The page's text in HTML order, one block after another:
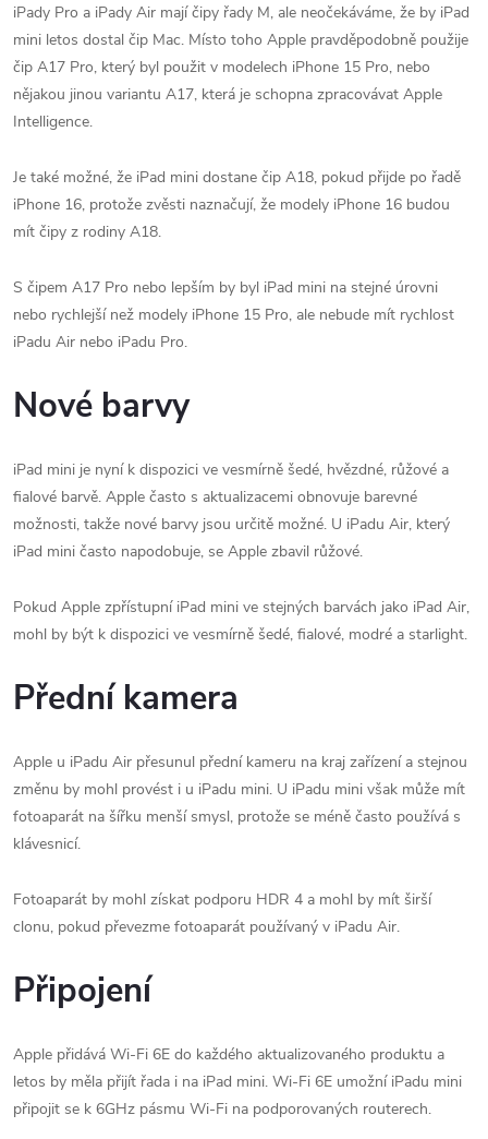
iPady Pro a iPady Air mají čipy řady M, ale neočekáváme, že by iPad
mini letos dostal čip Mac. Místo toho Apple pravděpodobně použije
čip A17 Pro, který byl použit v modelech iPhone 15 Pro, nebo
nějakou jinou variantu A17, která je schopna zpracovávat Apple
Intelligence.
Je také možné, že iPad mini dostane čip A18, pokud přijde po řadě
iPhone 16, protože zvěsti naznačují, že modely iPhone 16 budou
mít čipy z rodiny A18.
S čipem A17 Pro nebo lepším by byl iPad mini na stejné úrovni
nebo rychlejší než modely iPhone 15 Pro, ale nebude mít rychlost
iPadu Air nebo iPadu Pro.
Nové barvy
iPad mini je nyní k dispozici ve vesmírně šedé, hvězdné, růžové a
fialové barvě. Apple často s aktualizacemi obnovuje barevné
možnosti, takže nové barvy jsou určitě možné. U iPadu Air, který
iPad mini často napodobuje, se Apple zbavil růžové.
Pokud Apple zpřístupní iPad mini ve stejných barvách jako iPad Air,
mohl by být k dispozici ve vesmírně šedé, fialové, modré a starlight.
Přední kamera
Apple u iPadu Air přesunul přední kameru na kraj zařízení a stejnou
změnu by mohl provést i u iPadu mini. U iPadu mini však může mít
fotoaparát na šířku menší smysl, protože se méně často používá s
klávesnicí.
Fotoaparát by mohl získat podporu HDR 4 a mohl by mít širší
clonu, pokud převezme fotoaparát používaný v iPadu Air.
Připojení
Apple přidává Wi-Fi 6E do každého aktualizovaného produktu a
letos by měla přijít řada i na iPad mini. Wi-Fi 6E umožní iPadu mini
připojit se k 6GHz pásmu Wi-Fi na podporovaných routerech.